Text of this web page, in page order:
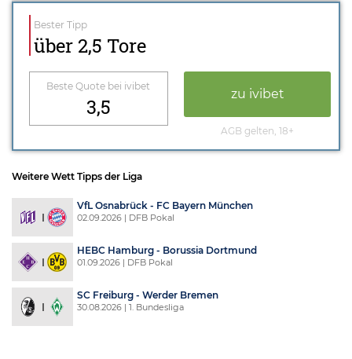
Bester Tipp
über 2,5 Tore
Beste Quote bei ivibet
3,5
zu ivibet
AGB gelten, 18+
Weitere Wett Tipps der Liga
VfL Osnabrück - FC Bayern München
02.09.2026 | DFB Pokal
HEBC Hamburg - Borussia Dortmund
01.09.2026 | DFB Pokal
SC Freiburg - Werder Bremen
30.08.2026 | 1. Bundesliga